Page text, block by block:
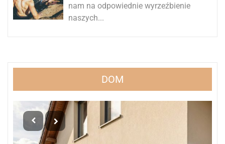
nam na odpowiednie wyrzeźbienie
naszych...
DOM